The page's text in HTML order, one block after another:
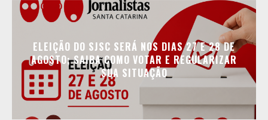
ELEIÇÃO DO SJSC SERÁ NOS DIAS 27 E 28 DE
AGOSTO; SAIBA COMO VOTAR E REGULARIZAR
SUA SITUAÇÃO